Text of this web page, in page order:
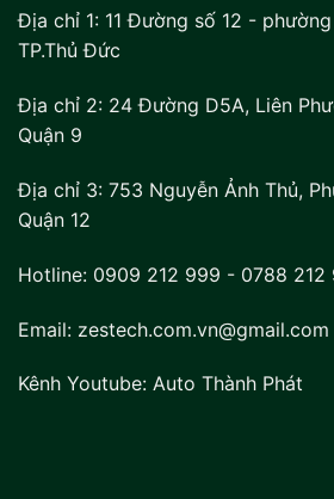
Địa chỉ 1: 11 Đường số 12 -
TP.Thủ Đức
Địa chỉ 2: 24 Đường D5A, Liên
Quận 9
Địa chỉ 3: 753 Nguyễn Ảnh Thủ,
Quận 12
Hotline: 0909 212 999 - 0788 212
Email: zestech.com.vn@gmail.com
Kênh Youtube: Auto Thành Phát